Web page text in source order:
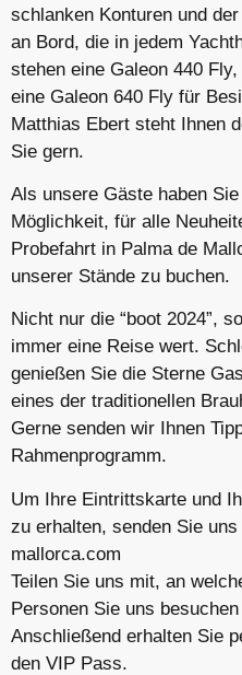
schlanken Konturen und
an Bord, die in jedem
stehen eine Galeon 440
eine Galeon 640 Fly für
Matthias Ebert steht Ihnen
Sie gern.
Als unsere Gäste haben
Möglichkeit, für alle
Probefahrt in Palma de
unserer Stände zu buchen.
Nicht nur die “boot 2024”,
immer eine Reise wert.
genießen Sie die Sterne
eines der traditionellen
Gerne senden wir Ihnen
Rahmenprogramm.
Um Ihre Eintrittskarte und
zu erhalten, senden Sie
mallorca.com
Teilen Sie uns mit, an
Personen Sie uns
Anschließend erhalten Sie
den VIP Pass.